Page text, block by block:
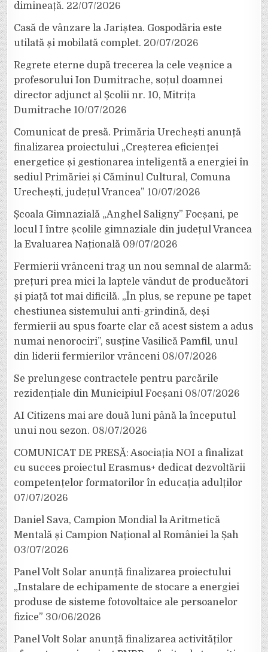
dimineață. 22/07/2026
Casă de vânzare la Jariștea. Gospodăria este
utilată și mobilată complet. 20/07/2026
Regrete eterne după trecerea la cele veșnice a
profesorului Ion Dumitrache, soțul doamnei
director adjunct al Școlii nr. 10, Mitrița
Dumitrache 10/07/2026
Comunicat de presă. Primăria Urechești anunță
finalizarea proiectului „Creșterea eficienței
energetice și gestionarea inteligentă a energiei în
sediul Primăriei și Căminul Cultural, Comuna
Urechești, județul Vrancea” 10/07/2026
Școala Gimnazială „Anghel Saligny” Focșani, pe
locul I între școlile gimnaziale din județul Vrancea
la Evaluarea Națională 09/07/2026
Fermierii vrânceni trag un nou semnal de alarmă:
prețuri prea mici la laptele vândut de producători
și piață tot mai dificilă. „În plus, se repune pe tapet
chestiunea sistemului anti-grindină, deși
fermierii au spus foarte clar că acest sistem a adus
numai nenorociri”, susține Vasilică Pamfil, unul
din liderii fermierilor vrânceni 08/07/2026
Se prelungesc contractele pentru parcările
rezidențiale din Municipiul Focșani 08/07/2026
AI Citizens mai are două luni până la începutul
unui nou sezon. 08/07/2026
COMUNICAT DE PRESĂ: Asociația NOI a finalizat
cu succes proiectul Erasmus+ dedicat dezvoltării
competențelor formatorilor în educația adulților
07/07/2026
Daniel Sava, Campion Mondial la Aritmetică
Mentală și Campion Național al României la Șah
03/07/2026
Panel Volt Solar anunță finalizarea proiectului
„Instalare de echipamente de stocare a energiei
produse de sisteme fotovoltaice ale persoanelor
fizice” 30/06/2026
Panel Volt Solar anunță finalizarea activităților